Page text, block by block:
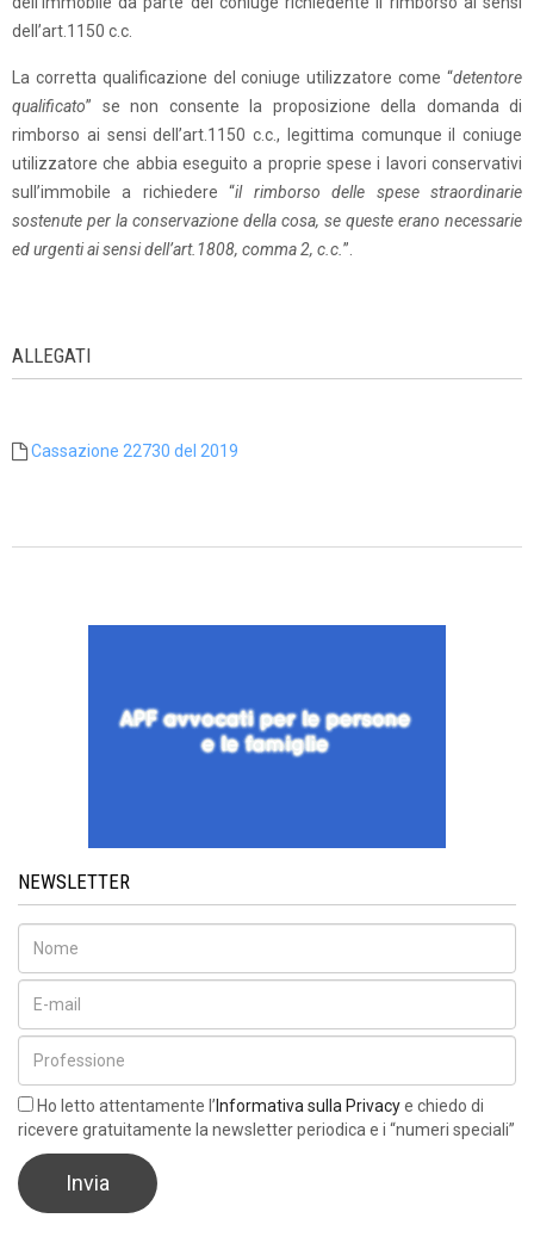
dell’art.1150 c.c.
La corretta qualificazione del coniuge utilizzatore come “detentore
qualificato” se non consente la proposizione della domanda di
rimborso ai sensi dell’art.1150 c.c., legittima comunque il coniuge
utilizzatore che abbia eseguito a proprie spese i lavori conservativi
sull’immobile a richiedere “il rimborso delle spese straordinarie
sostenute per la conservazione della cosa, se queste erano necessarie
ed urgenti ai sensi dell’art.1808, comma 2, c.c. ”.
ALLEGATI
Cassazione 22730 del 2019
NEWSLETTER
Ho letto attentamente l’ Informativa sulla Privacye chiedo di
ricevere gratuitamente la newsletter periodica e i “numeri speciali”